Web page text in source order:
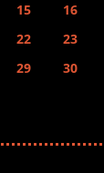
15 16
22 23
29 30